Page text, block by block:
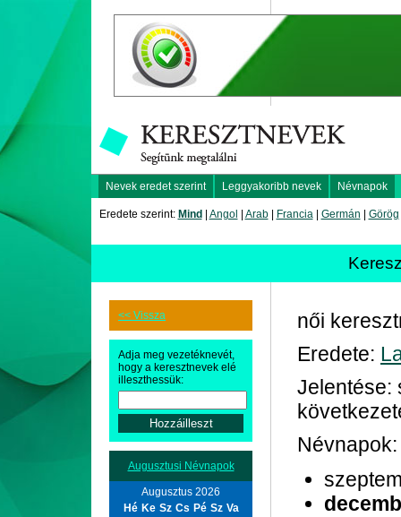
Nevek eredet szerint Leggyakoribb nevek Névnapok
Eredete szerint: Mind Angol Arab| Francia| Germán Görög
<< Vissza
Adja meg vezetéknevét,
hogy a keresztnevek elé
illeszthessük:
Augusztusi Névnapok
Augusztus 2026
Hé Ke Sz Cs Pé Sz Va
női
Eredete:
Jelentése:
Névnapok: